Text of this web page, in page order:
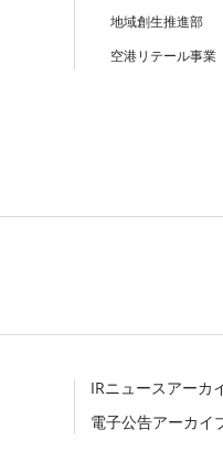
地域創生推進部
空港リテール事業
IRニュースアーカ
電子公告アーカイ